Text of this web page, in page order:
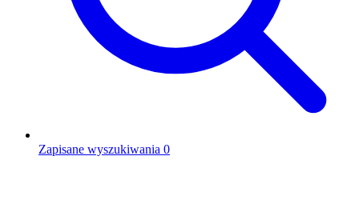
Zapisane wyszukiwania 0